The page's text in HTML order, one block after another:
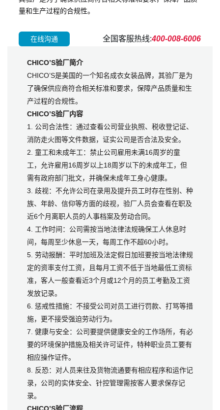
量和生产过程的合规性。
在线沟通 全国客服热线:400-008-6006
CHICO’S验厂简介
CHICO’S是美国的一个知名成衣女装品牌，其验厂是为
了确保供应商符合相关标准和要求，保障产品质量和生
产过程的合规性。
CHICO’S验厂内容
1. 公司合法性：通过查看公司营业执照、税收登记证、
消防走火图等文件数据，证实公司是否合法及安全。
2. 童工和未成年工：禁止公司雇用未满16周岁的童
工，允许雇用16周岁以上18周岁以下的未成年工，但
需有政府部门批文，并确保未成年工身心健康。
3. 歧视：不允许公司在录用及提升员工时存在性别、种
族、年龄、信仰等方面的歧视，验厂人员会查看在职及
近6个月离职人员的人事档案及劳动合同。
4. 工作时间：公司需按当地法律法规确保工人休息时
间，每周至少休息一天，每周工作不超60小时。
5. 劳动报酬：平时加班及法定假日加班要按当地法律规
定的资率支付工资，且每月工资不低于当地最低工资标
准，客人一般查看近3个月或12个月的员工考勤及工资
发放记录。
6. 惩戒性措施：不接受公司对员工进行罚款、打骂等措
施，更不接受强迫劳动行为。
7. 健康与安全：公司要提供健康安全的工作场所，有必
要的环境保护措施及相关许可证件，特种职业员工要有
相应操作证件。
8. 反恐：对人员来往及货物流通要有相应程序和运作记
录，公司的实体安全、针控管理需按客人要求保存记
录。